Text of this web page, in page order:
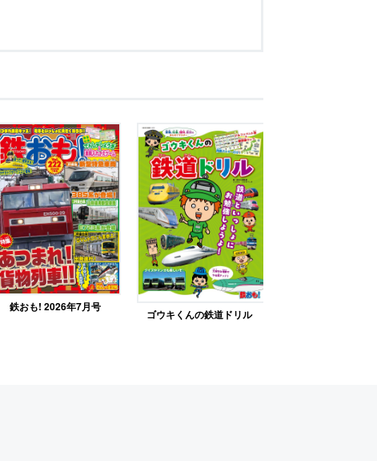
鉄おも! 2026年7月号
ゴウキくんの鉄道ドリル